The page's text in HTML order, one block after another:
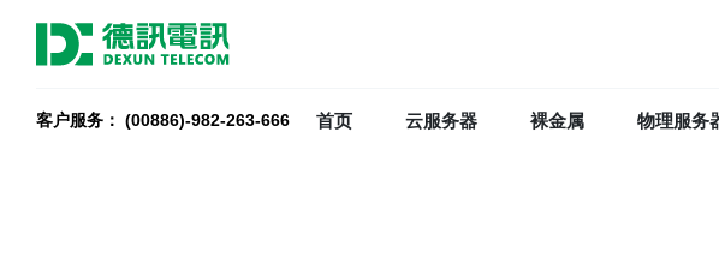
客户服务： (00886)-982-263-666 首页 云服务器 裸金属 物理服务